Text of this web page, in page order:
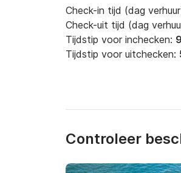
Check-in tijd (dag
Check-uit tijd (dag
Tijdstip voor inchecken:
Tijdstip voor uitchecken:
Controleer